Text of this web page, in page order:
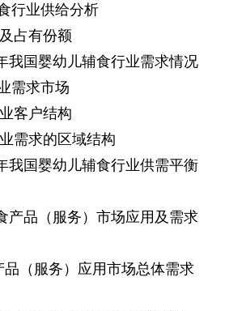
行业供给分析
占有份额
我国婴幼儿辅食行业需求情况
需求市场
客户结构
需求的区域结构
我国婴幼儿辅食行业供需平衡
产品（服务）市场应用及需求
（服务）应用市场总体需求